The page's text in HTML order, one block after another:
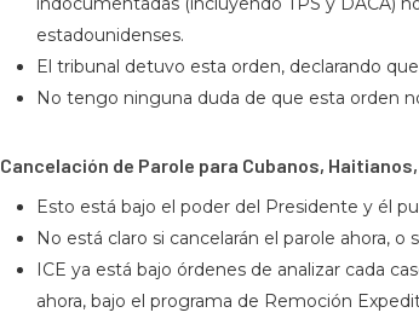
estadounidenses.
El tribunal detuvo esta orden, declarando
No tengo ninguna duda de que esta orden
Cancelación de Parole para Cubanos,
Esto está bajo el poder del Presidente y él
No está claro si cancelarán el parole ahora,
ICE ya está bajo órdenes de analizar cada
ahora, bajo el programa de Remoción